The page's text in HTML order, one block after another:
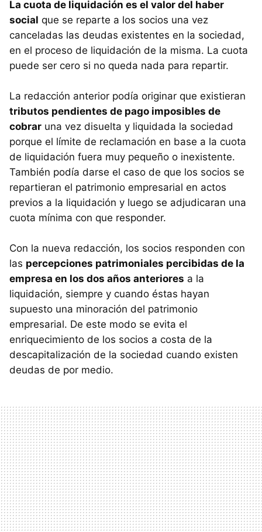
La cuota de liquidación es el valor del haber
social que se reparte a los socios una vez
canceladas las deudas existentes en la sociedad,
en el proceso de liquidación de la misma. La cuota
puede ser cero si no queda nada para repartir.
La redacción anterior podía originar que existieran
tributos pendientes de pago imposibles de
cobrar una vez disuelta y liquidada la sociedad
porque el límite de reclamación en base a la cuota
de liquidación fuera muy pequeño o inexistente.
También podía darse el caso de que los socios se
repartieran el patrimonio empresarial en actos
previos a la liquidación y luego se adjudicaran una
cuota mínima con que responder.
Con la nueva redacción, los socios responden con
las percepciones patrimoniales percibidas de la
empresa en los dos años anteriores a la
liquidación, siempre y cuando éstas hayan
supuesto una minoración del patrimonio
empresarial. De este modo se evita el
enriquecimiento de los socios a costa de la
descapitalización de la sociedad cuando existen
deudas de por medio.